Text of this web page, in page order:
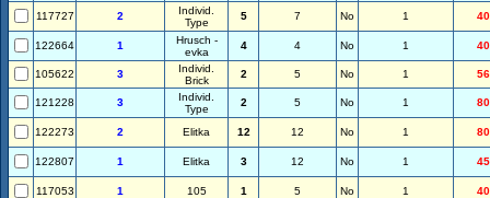
117727 2
Individ.
Type
5 7 No 1
122664 1
Hrusch -
evka
4 4 No 1
105622 3
Individ.
Brick
2 5 No 1
121228 3
Individ.
Type
2 5 No 1
122273 2 Elitka 12 12 No 1
122807 1 Elitka 3 12 No 1
117053 1 105 1 5 No 1